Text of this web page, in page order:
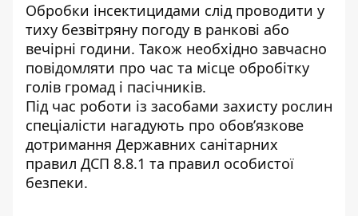
Обробки інсектицидами слід проводити у
тиху безвітряну погоду в ранкові або
вечірні години. Також необхідно завчасно
повідомляти про час та місце обробітку
голів громад і пасічників.
Під час роботи із засобами захисту рослин
спеціалісти нагадують про обов’язкове
дотримання Державних санітарних
правил ДСП 8.8.1 та правил особистої
безпеки.